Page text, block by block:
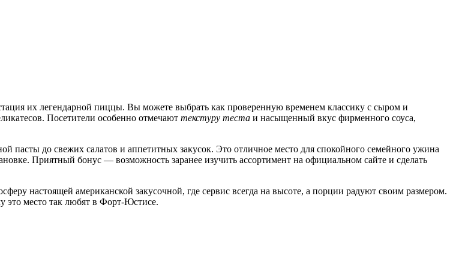
их легендарной пиццы. Вы можете выбрать как проверенную временем классику с сыром и
Посетители особенно отмечают текстуру теста и насыщенный вкус фирменного соуса,
пасты до свежих салатов и аппетитных закусок. Это отличное место для спокойного семейного ужина
Приятный бонус — возможность заранее изучить ассортимент на официальном сайте и сделать
настоящей американской закусочной, где сервис всегда на высоте, а порции радуют своим размером.
место так любят в Форт-Юстисе.